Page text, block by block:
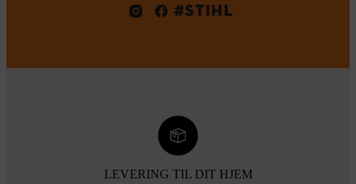
#STIHL
LEVERING TIL DIT HJEM